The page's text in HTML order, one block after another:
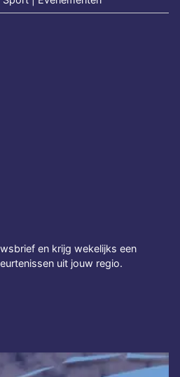
en krijg wekelijks een
uit jouw regio.